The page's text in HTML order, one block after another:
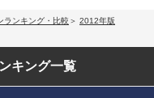
ランキング・比較
2012年版
キング一覧